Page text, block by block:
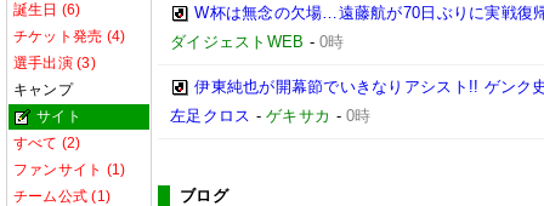
誕生日 (6)
チケット発売 (4)
選手出演 (3)
キャンプ
サイト
すべて (2)
ファンサイト (1)
チーム公式 (1)
W杯は無念の欠場…遠藤航が70日ぶりに実戦復
ダイジェストWEB -0時
伊東純也が開幕節でいきなりアシスト!! ゲンク
左足クロス -ゲキサカ -0時
ブログ